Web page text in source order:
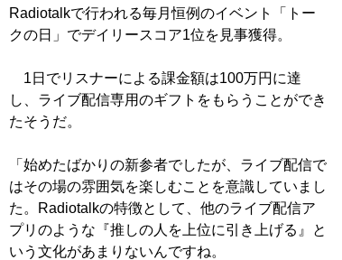
Radiotalkで行われる毎月恒例のイベント「トー
クの日」でデイリースコア1位を見事獲得。
1日でリスナーによる課金額は100万円に達
し、ライブ配信専用のギフトをもらうことができ
たそうだ。
「始めたばかりの新参者でしたが、ライブ配信で
はその場の雰囲気を楽しむことを意識していまし
た。Radiotalkの特徴として、他のライブ配信ア
プリのような『推しの人を上位に引き上げる』と
いう文化があまりないんですね。